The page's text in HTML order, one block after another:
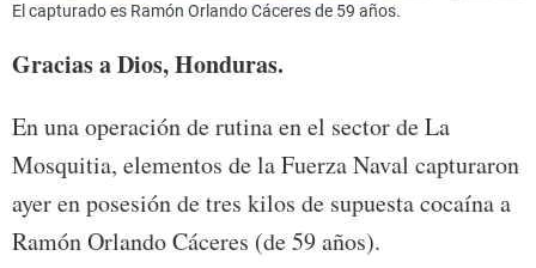
El capturado es Ramón Orlando Cáceres de 59 años.
Gracias a Dios, Honduras.
En una operación de rutina en el sector de La
Mosquitia, elementos de la Fuerza Naval capturaron
ayer en posesión de tres kilos de supuesta cocaína a
Ramón Orlando Cáceres (de 59 años).